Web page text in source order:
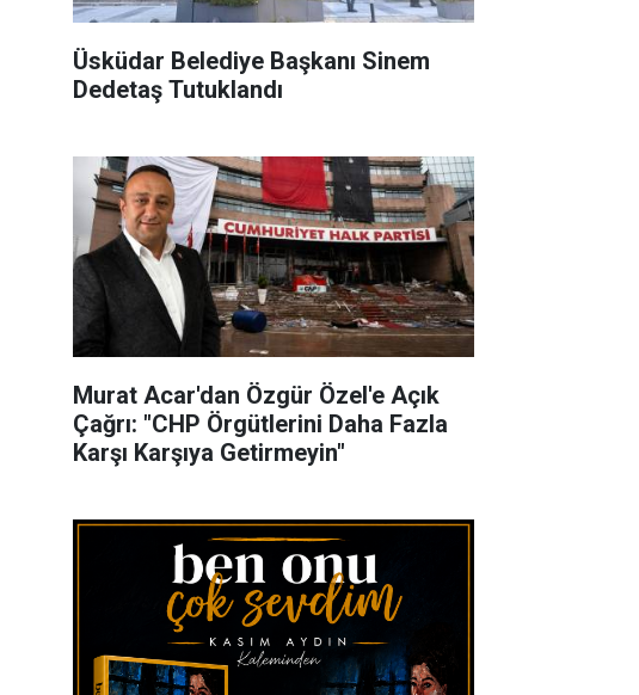
Üsküdar Belediye Başkanı Sinem
Dedetaş Tutuklandı
Murat Acar'dan Özgür Özel'e Açık
Çağrı: "CHP Örgütlerini Daha Fazla
Karşı Karşıya Getirmeyin"